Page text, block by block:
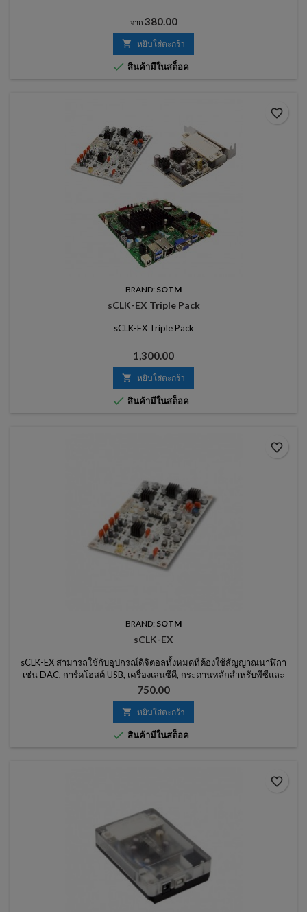
จาก ราคา
380.00
 หยิบใส่ตะกร้า
 สินค้ามีในสต็อค
BRAND: SOTM
sCLK-EX Triple Pack
sCLK-EX Triple Pack
ราคา
1,300.00
 หยิบใส่ตะกร้า
 สินค้ามีในสต็อค
favorite_border
BRAND: SOTM
sCLK-EX
sCLK-EX สามารถใช้กับอุปกรณ์ดิจิตอลทั้งหมดที่ต้องใช้สัญญาณนาฬิกา
เช่น DAC, การ์ดโฮสต์ USB, เครื่องเล่นซีดี, กระดานหลักสำหรับพีซีและ
คอนโทรลเลอร์ LAN
ราคา
750.00
 หยิบใส่ตะกร้า
 สินค้ามีในสต็อค
favorite_border
favorite_border